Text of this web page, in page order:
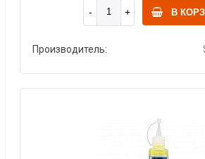
В
Производитель: